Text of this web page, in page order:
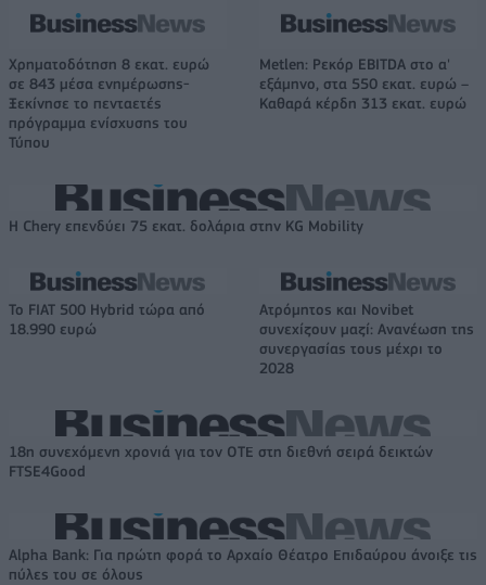
Χρηματοδότηση 8 εκατ. ευρώ
σε 843 μέσα ενημέρωσης-
Ξεκίνησε το πενταετές
πρόγραμμα ενίσχυσης του
Τύπου
Metlen: Ρεκόρ EBITDA στο α'
εξάμηνο, στα 550 εκατ. ευρώ –
Καθαρά κέρδη 313 εκατ. ευρώ
Η Chery επενδύει 75 εκατ. δολάρια στην KG Mobility
Το FIAT 500 Hybrid τώρα από
18.990 ευρώ
Ατρόμητος και Novibet
συνεχίζουν μαζί: Ανανέωση της
συνεργασίας τους μέχρι το
2028
18η συνεχόμενη χρονιά για τον ΟΤΕ στη διεθνή σειρά δεικτών
FTSE4Good
Alpha Bank: Για πρώτη φορά το Αρχαίο Θέατρο Επιδαύρου άνοιξε τις
πύλες του σε όλους